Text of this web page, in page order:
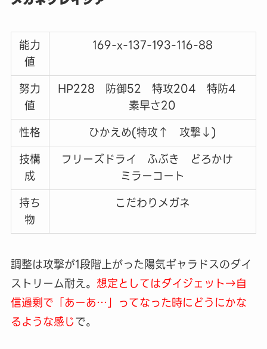
能力
値
169-x-137-193-116-88
努力
値
HP228 防御52 特攻204 特防4
素早さ20
性格
ひかえめ(特攻↑ 攻撃↓)
技構
成
フリーズドライ ふぶき どろかけ
ミラーコート
持ち
物
こだわりメガネ
調整は攻撃が1段階上がった陽気ギャラドスのダイ
ストリーム耐え。 想定としてはダイジェット→自
信過剰で「あーあ…」ってなった時にどうにかな
るような感じで。